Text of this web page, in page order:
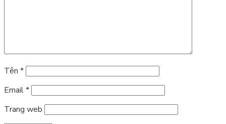
Tên *
Email*
Trang web